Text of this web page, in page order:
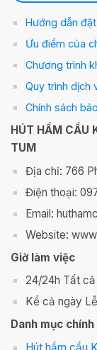
Hướng dẫn
Ưu điểm của
Chương trình
Quy trình dịch
Chính sách
HÚT HẦM CẦU
TUM
Địa chỉ: 766
Điện thoại:
Email:
Website:
Giờ làm việc
24/24h Tất
Kể cả ngày
Danh mục chính